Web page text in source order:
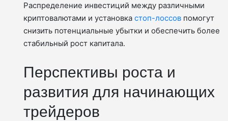
Распределение инвестиций между различными
криптовалютами и установка стоп-лоссов помогут
снизить потенциальные убытки и обеспечить более
стабильный рост капитала.
Перспективы роста и
развития для начинающих
трейдеров